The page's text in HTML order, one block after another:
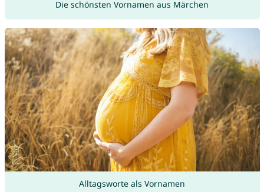
Die schönsten Vornamen aus Märchen
Alltagsworte als Vornamen